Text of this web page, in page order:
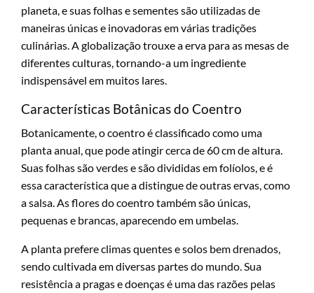
planeta, e suas folhas e sementes são utilizadas de
maneiras únicas e inovadoras em várias tradições
culinárias. A globalização trouxe a erva para as mesas de
diferentes culturas, tornando-a um ingrediente
indispensável em muitos lares.
Características Botânicas do Coentro
Botanicamente, o coentro é classificado como uma
planta anual, que pode atingir cerca de 60 cm de altura.
Suas folhas são verdes e são divididas em folíolos, e é
essa característica que a distingue de outras ervas, como
a salsa. As flores do coentro também são únicas,
pequenas e brancas, aparecendo em umbelas.
A planta prefere climas quentes e solos bem drenados,
sendo cultivada em diversas partes do mundo. Sua
resistência a pragas e doenças é uma das razões pelas